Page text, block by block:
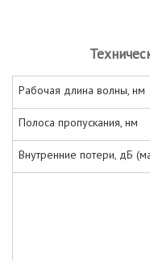
Рабочая длина волны, нм
Полоса пропускания, нм
Внутренние потери, дБ